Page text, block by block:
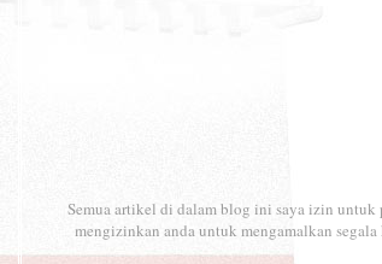
Semua artikel di dalam blog ini saya izin untuk
mengizinkan anda untuk mengamalkan